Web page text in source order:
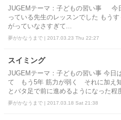
JUGEMテーマ：子どもの習い事 今
っている先生のレッスンでした もう
がっていなさすぎて...
夢がかなうまで | 2017.03.23 Thu 22:27
スイミング
JUGEMテーマ：子どもの習い事 今
て もう5年 筋力が弱く それに加え
とバタ足で前に進めるようになった程
夢がかなうまで | 2017.03.18 Sat 21:38